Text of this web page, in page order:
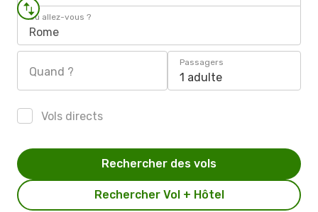
Où allez-vous ?
Rome
Quand ?
Passagers
1 adulte
Vols directs
Rechercher Vol + Hôtel
Rechercher des vols